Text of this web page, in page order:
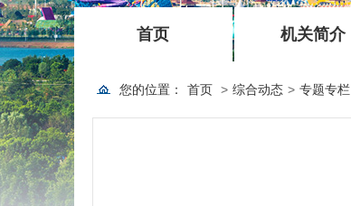
首页
|
机关简介
您的位置： 首页 > 综合动态 > 专题专栏